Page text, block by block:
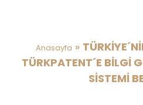
Anasayfa »
TÜRKPATENT´E BİLGİ
SİSTEMİ